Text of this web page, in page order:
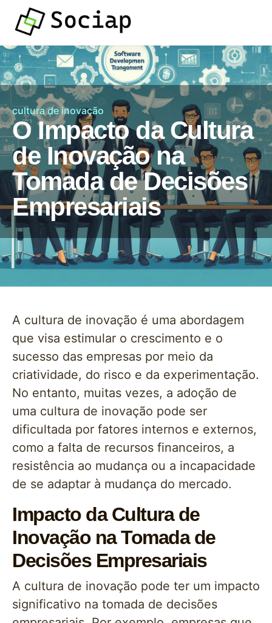
cultura de inovação
O Impacto da Cultura
de Inovação na
Tomada de Decisões
Empresariais
A cultura de inovação é uma abordagem
que visa estimular o crescimento e o
sucesso das empresas por meio da
criatividade, do risco e da experimentação.
No entanto, muitas vezes, a adoção de
uma cultura de inovação pode ser
dificultada por fatores internos e externos,
como a falta de recursos financeiros, a
resistência ao mudança ou a incapacidade
de se adaptar à mudança do mercado.
Impacto da Cultura de
Inovação na Tomada de
Decisões Empresariais
A cultura de inovação pode ter um impacto
significativo na tomada de decisões